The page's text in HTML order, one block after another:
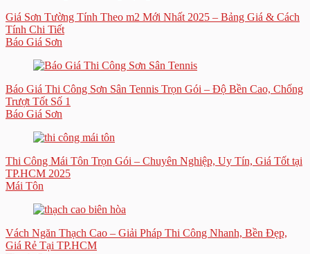
Giá Sơn Tường Tính Theo m2 Mới Nhất 2025 – Bảng Giá & Cách
Tính Chi Tiết
Báo Giá Sơn
Báo Giá Thi Công Sơn Sân Tennis Trọn Gói – Độ Bền Cao, Chống
Trượt Tốt Số 1
Báo Giá Sơn
Thi Công Mái Tôn Trọn Gói – Chuyên Nghiệp, Uy Tín, Giá Tốt tại
TP.HCM 2025
Mái Tôn
Vách Ngăn Thạch Cao – Giải Pháp Thi Công Nhanh, Bền Đẹp,
Giá Rẻ Tại TP.HCM